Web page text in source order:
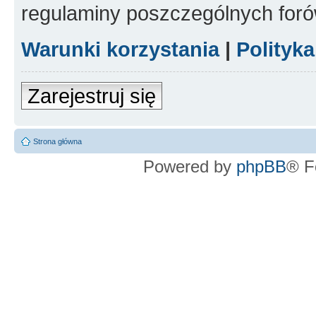
regulaminy poszczególnych
Warunki korzystania|
Zarejestruj się
Strona główna
Powered by phpBB®